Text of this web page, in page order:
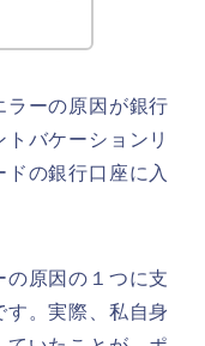
ラーの原因が銀行
バケーションリ
の銀行口座に入
の原因の１つに支
。実際、私自身